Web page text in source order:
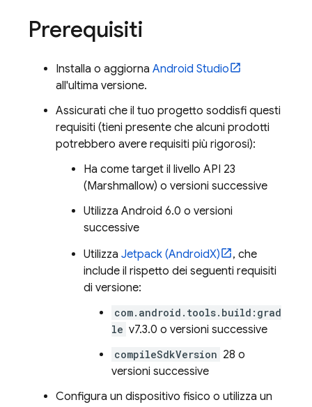
Prerequisiti
Installa o aggiorna Android Studio
all'ultima versione.
Assicurati che il tuo progetto soddisfi questi
requisiti (tieni presente che alcuni prodotti
potrebbero avere requisiti più rigorosi):
Ha come target il livello API 23
(Marshmallow) o versioni successive
Utilizza Android 6.0 o versioni
successive
Utilizza Jetpack (AndroidX)
, che
include il rispetto dei seguenti requisiti
di versione:
com.android.tools.build:grad
le v7.3.0 o versioni successive
compileSdkVersion 28 o
versioni successive
Configura un dispositivo fisico o utilizza un